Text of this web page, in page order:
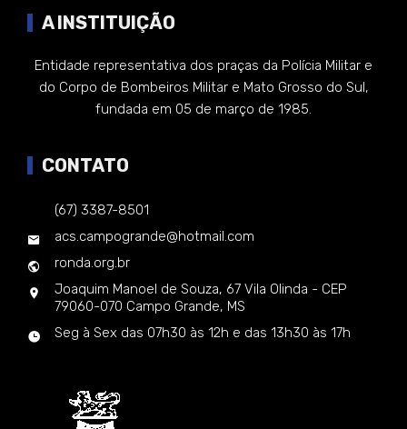
A INSTITUIÇÃO
Entidade representativa dos praças da Polícia Militar e
do Corpo de Bombeiros Militar e Mato Grosso do Sul,
fundada em 05 de março de 1985.
CONTATO
(67) 3387-8501
acs.campogrande@hotmail.com
ronda.org.br
Joaquim Manoel de Souza, 67 Vila Olinda - CEP
79060-070 Campo Grande, MS
Seg à Sex das 07h30 às 12h e das 13h30 às 17h